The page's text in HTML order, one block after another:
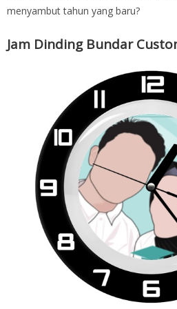
menyambut tahun yang baru?
Jam Dinding Bundar